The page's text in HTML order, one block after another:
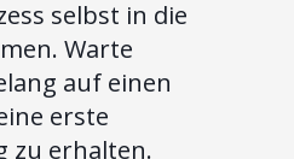
selbst in die
Warte
auf einen
erste
zu erhalten.